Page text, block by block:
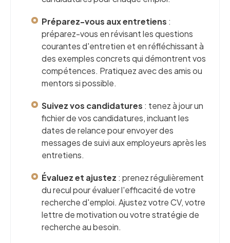
Préparez-vous aux entretiens :
préparez-vous en révisant les questions
courantes d'entretien et en réfléchissant à
des exemples concrets qui démontrent vos
compétences. Pratiquez avec des amis ou
mentors si possible.
Suivez vos candidatures : tenez à jour un
fichier de vos candidatures, incluant les
dates de relance pour envoyer des
messages de suivi aux employeurs après les
entretiens.
Évaluez et ajustez : prenez régulièrement
du recul pour évaluer l'efficacité de votre
recherche d'emploi. Ajustez votre CV, votre
lettre de motivation ou votre stratégie de
recherche au besoin.